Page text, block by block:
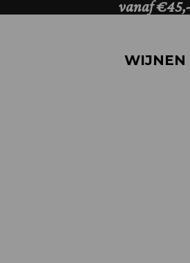
WIJNEN